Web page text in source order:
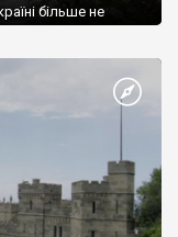
більше не